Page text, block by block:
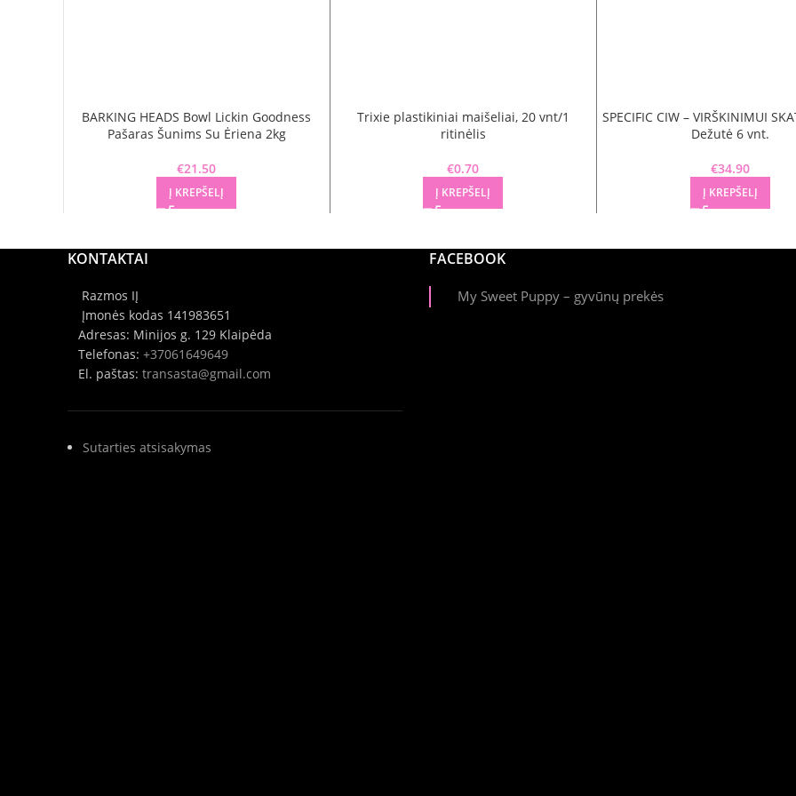
BARKING HEADS Bowl Lickin Goodness
Pašaras Šunims Su Ėriena 2kg
€21.50
Į KREPŠELĮ
Trixie plastikiniai maišeliai, 20 vnt/1
ritinėlis
€0.70
Į KREPŠELĮ
SPECIFIC CIW – VIRŠKINIMUI
Dežutė 6 vnt.
€34.90
Į KREPŠELĮ
KONTAKTAI
Razmos IĮ
Įmonės kodas 141983651
Adresas: Minijos g. 129 Klaipėda
Telefonas: +37061649649
El. paštas: transasta@gmail.com
Sutarties atsisakymas
FACEBOOK
My Sweet Puppy – gyvūnų prekės